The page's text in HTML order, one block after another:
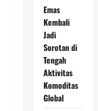
Emas
Kembali
Jadi
Sorotan di
Tengah
Aktivitas
Komoditas
Global